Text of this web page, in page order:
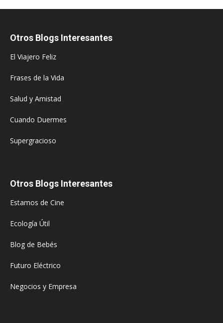
Otros Blogs Interesantes
El Viajero Feliz
Frases de la Vida
Salud y Amistad
Cuando Duermes
Supergracioso
Otros Blogs Interesantes
Estamos de Cine
Ecología Útil
Blog de Bebés
Futuro Eléctrico
Negocios y Empresa